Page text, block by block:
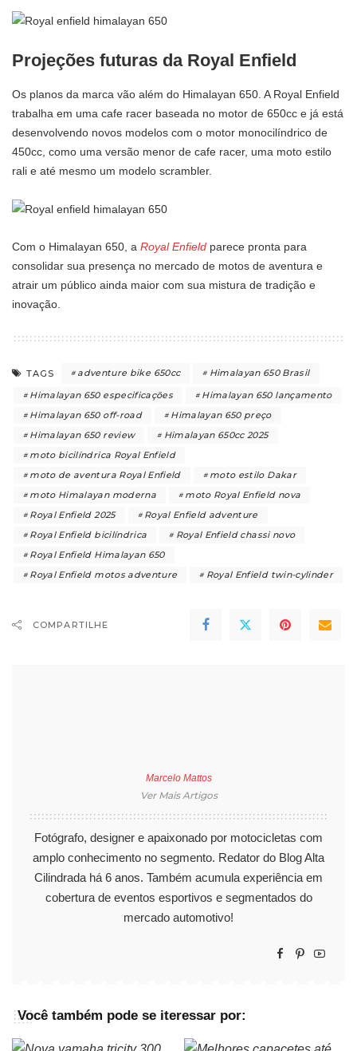
Projeções futuras da Royal Enfield
Os planos da marca vão além do Himalayan 650. A Royal Enfield
trabalha em uma cafe racer baseada no motor de 650cc e já está
desenvolvendo novos modelos com o motor monocilíndrico de
450cc, como uma versão menor de cafe racer, uma moto estilo
rali e até mesmo um modelo scrambler.
Com o Himalayan 650, a Royal Enfield parece pronta para
consolidar sua presença no mercado de motos de aventura e
atrair um público ainda maior com sua mistura de tradição e
inovação.
TAGS adventure bike 650cc
Himalayan 650 Brasil
Himalayan 650 especificações
Himalayan 650 lançamento
Himalayan 650 off-road
Himalayan 650 preço
Himalayan 650 review
Himalayan 650cc 2025
moto bicilíndrica Royal Enfield
moto de aventura Royal Enfield
moto estilo Dakar
moto Himalayan moderna
moto Royal Enfield nova
Royal Enfield 2025
Royal Enfield adventure
Royal Enfield bicilíndrica
Royal Enfield chassi novo
Royal Enfield Himalayan 650
Royal Enfield motos adventure
Royal Enfield twin-cylinder
COMPARTILHE
Marcelo Mattos
Ver Mais Artigos
Fotógrafo, designer e apaixonado por motocicletas com
amplo conhecimento no segmento. Redator do Blog Alta
Cilindrada há 6 anos. Também acumula experiência em
cobertura de eventos esportivos e segmentados do
mercado automotivo!
Você também pode se iteressar por: